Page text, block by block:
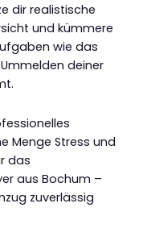
dir realistische
und kümmere
wie das
deiner
Menge Stress und
das
aus Bochum –
zuverlässig